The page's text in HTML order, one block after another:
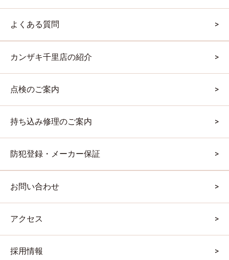
よくある質問
カンザキ千里店の紹介
点検のご案内
持ち込み修理のご案内
防犯登録・メーカー保証
お問い合わせ
アクセス
採用情報